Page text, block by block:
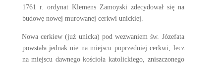
1761 r. ordynat Klemens Zamoyski zdecydował się na
budowę nowej murowanej cerkwi unickiej.
Nowa cerkiew (już unicka) pod wezwaniem św. Józefata
powstała jednak nie na miejscu poprzedniej cerkwi, lecz
na miejscu dawnego kościoła katolickiego, zniszczonego